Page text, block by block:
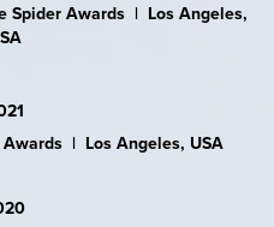
Spider Awards | Los Angeles,
| Los Angeles, USA